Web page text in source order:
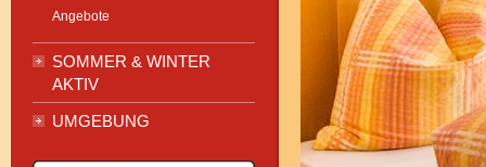
Angebote
SOMMER & WINTER
AKTIV
UMGEBUNG